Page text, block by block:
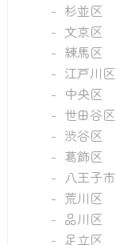
杉並区
文京区
練馬区
江戸川区
中央区
世田谷区
渋谷区
葛飾区
八王子市
荒川区
品川区
足立区